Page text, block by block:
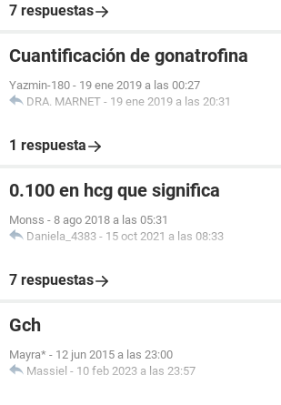
7 respuestas
Cuantificación de gonatrofina
Yazmin-180 - 19 ene 2019 a las 00:27
DRA. MARNET - 19 ene 2019 a las 20:31
1 respuesta
0.100 en hcg que significa
Monss - 8 ago 2018 a las 05:31
Daniela_4383 - 15 oct 2021 a las 08:33
7 respuestas
Gch
Mayra* - 12 jun 2015 a las 23:00
Massiel - 10 feb 2023 a las 23:57